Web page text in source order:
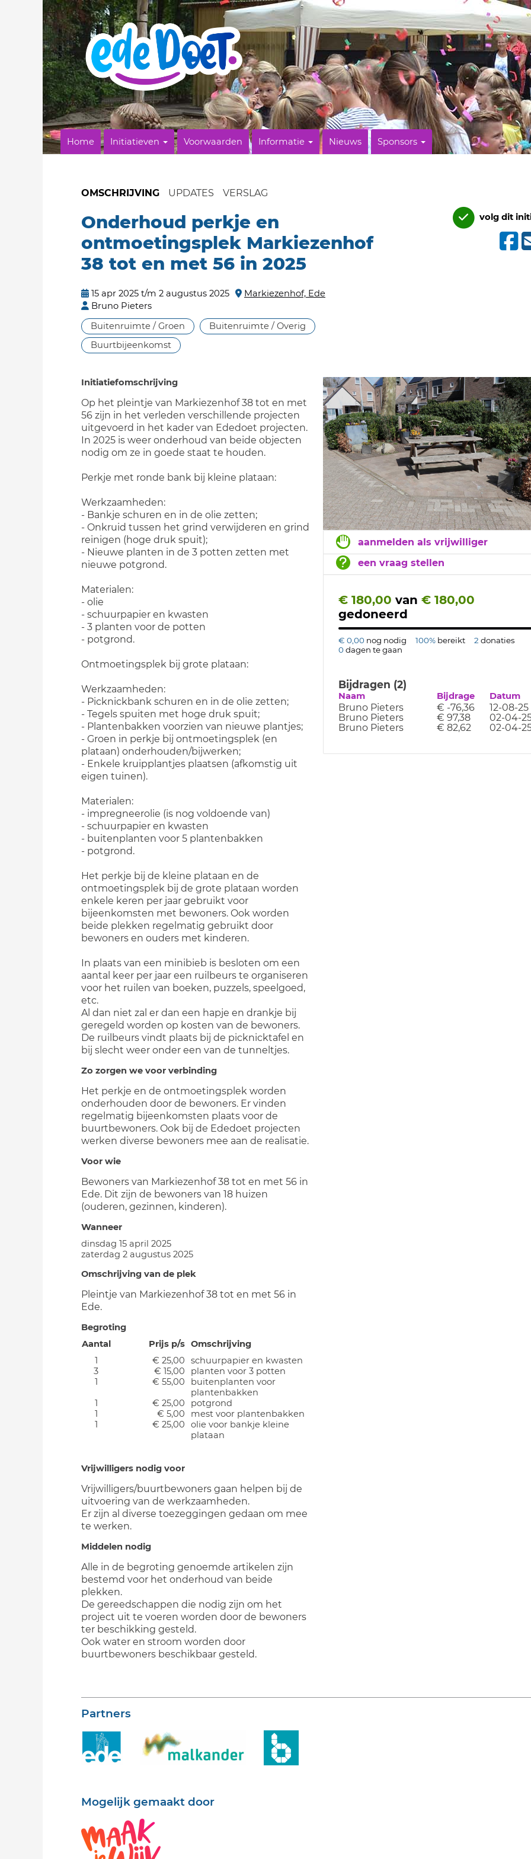
Home Initiatieven Voorwaarden Informatie Nieuws Sponsors
OMSCHRIJVING UPDATES VERSLAG
Onderhoud perkje en
ontmoetingsplek Markiezenhof
38 tot en met 56 in 2025
15 apr 2025 t/m 2 augustus 2025
Markiezenhof, Ede
Bruno Pieters
Buitenruimte / Groen
Buitenruimte / Overig
Buurtbijeenkomst
volg dit
aanmelden als vrijwilliger
een vraag stellen
€ 180,00 van € 180,00
gedoneerd
€ 0,00 nog nodig 100% bereikt 2 donaties
0dagen te gaan
Bijdragen (2)
Naam Bijdrage Datum
Bruno Pieters € -76,36
12-08-25
Bruno Pieters
€ 97,38
02-04-
Bruno Pieters
€ 82,62 02-04-
Initiatiefomschrijving
Op het pleintje van Markiezenhof 38 tot en met
56 zijn in het verleden verschillende projecten
uitgevoerd in het kader van Ededoet projecten.
In 2025 is weer onderhoud van beide objecten
nodig om ze in goede staat te houden.
Perkje met ronde bank bij kleine plataan:
Werkzaamheden:
- Bankje schuren en in de olie zetten;
- Onkruid tussen het grind verwijderen en grind
reinigen (hoge druk spuit);
- Nieuwe planten in de 3 potten zetten met
nieuwe potgrond.
Materialen:
- olie
- schuurpapier en kwasten
- 3 planten voor de potten
- potgrond.
Ontmoetingsplek bij grote plataan:
Werkzaamheden:
- Picknickbank schuren en in de olie zetten;
- Tegels spuiten met hoge druk spuit;
- Plantenbakken voorzien van nieuwe plantjes;
- Groen in perkje bij ontmoetingsplek (en
plataan) onderhouden/bijwerken;
- Enkele kruipplantjes plaatsen (afkomstig uit
eigen tuinen).
Materialen:
- impregneerolie (is nog voldoende van)
- schuurpapier en kwasten
- buitenplanten voor 5 plantenbakken
- potgrond.
Het perkje bij de kleine plataan en de
ontmoetingsplek bij de grote plataan worden
enkele keren per jaar gebruikt voor
bijeenkomsten met bewoners. Ook worden
beide plekken regelmatig gebruikt door
bewoners en ouders met kinderen.
In plaats van een minibieb is besloten om een
aantal keer per jaar een ruilbeurs te organiseren
voor het ruilen van boeken, puzzels, speelgoed,
etc.
Al dan niet zal er dan een hapje en drankje bij
geregeld worden op kosten van de bewoners.
De ruilbeurs vindt plaats bij de picknicktafel en
bij slecht weer onder een van de tunneltjes.
Zo zorgen we voor verbinding
Het perkje en de ontmoetingsplek worden
onderhouden door de bewoners. Er vinden
regelmatig bijeenkomsten plaats voor de
buurtbewoners. Ook bij de Ededoet projecten
werken diverse bewoners mee aan de realisatie.
Voor wie
Bewoners van Markiezenhof 38 tot en met 56 in
Ede. Dit zijn de bewoners van 18 huizen
(ouderen, gezinnen, kinderen).
Wanneer
dinsdag 15 april 2025
zaterdag 2 augustus 2025
Omschrijving van de plek
Pleintje van Markiezenhof 38 tot en met 56 in
Ede.
Begroting
Aantal
Prijs p/s Omschrijving
1
€ 25,00
schuurpapier en kwasten
3
€ 15,00
planten voor 3 potten
1
€ 55,00
buitenplanten voor
plantenbakken
1
€ 25,00
potgrond
1
€ 5,00
mest voor plantenbakken
1
€ 25,00
olie voor bankje kleine
plataan
Vrijwilligers nodig voor
Vrijwilligers/buurtbewoners gaan helpen bij de
uitvoering van de werkzaamheden.
Er zijn al diverse toezeggingen gedaan om mee
te werken.
Middelen nodig
Alle in de begroting genoemde artikelen zijn
bestemd voor het onderhoud van beide
plekken.
De gereedschappen die nodig zijn om het
project uit te voeren worden door de bewoners
ter beschikking gesteld.
Ook water en stroom worden door
buurtbewoners beschikbaar gesteld.
Partners
Mogelijk gemaakt door